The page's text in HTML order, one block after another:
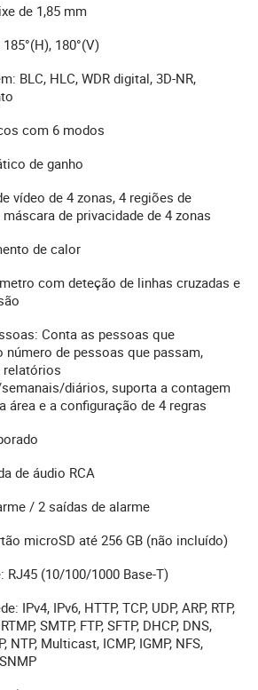
de 1,85 mm
180°(V)
BLC, HLC, WDR digital, 3D-NR,
com 6 modos
de ganho
vídeo de 4 zonas, 4 regiões de
de privacidade de 4 zonas
de calor
com deteção de linhas cruzadas e
Conta as pessoas que
número de pessoas que passam,
relatórios
diários, suporta a contagem
área e a configuração de 4 regras
de áudio RCA
/ 2 saídas de alarme
microSD até 256 GB (não incluído)
RJ45 (10/100/1000 Base-T)
IPv4, IPv6, HTTP, TCP, UDP, ARP, RTP,
RTMP, SMTP, FTP, SFTP, DHCP, DNS,
NTP, Multicast, ICMP, IGMP, NFS,